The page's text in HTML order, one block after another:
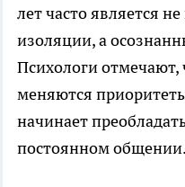
лет часто является
изоляции, а
Психологи отмечают,
меняются
начинает
постоянном общении.